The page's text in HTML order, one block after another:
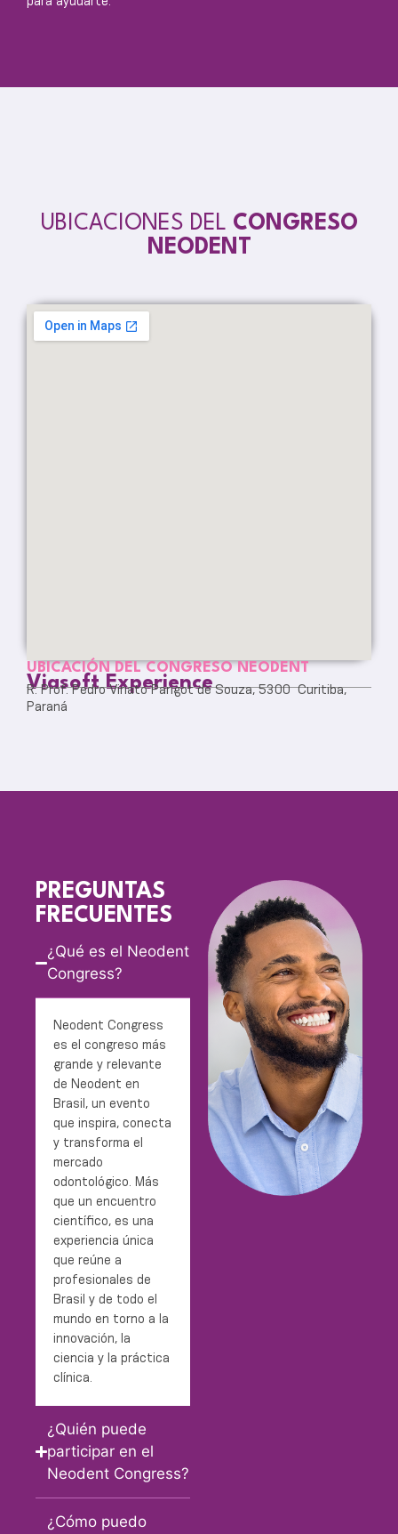
UBICACIONES DEL CONGRESO
NEODENT
UBICACIÓN DEL CONGRESO NEODENT
Viasoft Experience
R. Prof. Pedro Viriato Parigot de Souza, 5300 Curitiba,
Paraná
PREGUNTAS
FRECUENTES
¿Qué es el Neodent
Congress?
Neodent Congress
es el congreso más
grande y relevante
de Neodent en
Brasil, un evento
que inspira, conecta
y transforma el
mercado
odontológico. Más
que un encuentro
científico, es una
experiencia única
que reúne a
profesionales de
Brasil y de todo el
mundo en torno a la
innovación, la
ciencia y la práctica
clínica.
¿Quién puede
participar en el
Neodent Congress?
¿Cómo puedo